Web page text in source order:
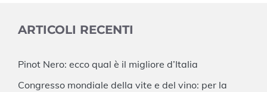
ARTICOLI RECENTI
Pinot Nero: ecco qual è il migliore d’Italia
Congresso mondiale della vite e del vino: per la